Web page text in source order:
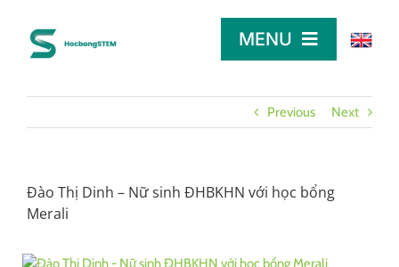
content
MENU
LỜI KHUYÊN
Previous Next
Đào Thị Dinh – Nữ sinh ĐHBKHN với học bổng
Merali